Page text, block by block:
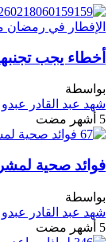
أخطاء يجب
بواسطة
شهد عبد القادر
5 أشهر مضت
فوائد صحية
بواسطة
شهد عبد القادر
5 أشهر مضت